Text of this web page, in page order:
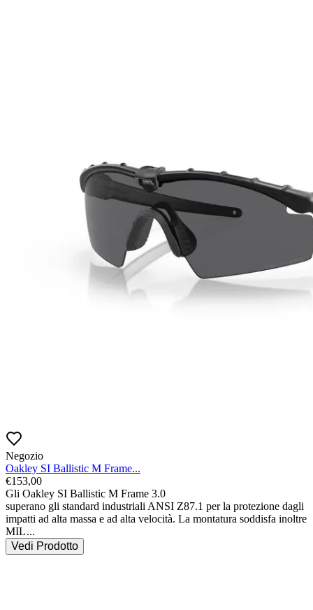
Negozio
Oakley SI Ballistic M Frame...
€153,00
Gli Oakley SI Ballistic M Frame 3.0
superano gli standard industriali ANSI Z87.1 per la protezione dagli
impatti ad alta massa e ad alta velocità. La montatura soddisfa inoltre
MIL...
Vedi Prodotto